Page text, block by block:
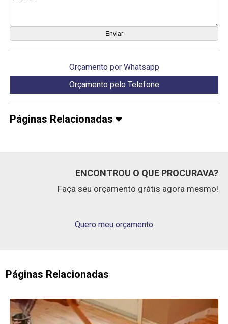
Orçamento por Whatsapp
Orçamento pelo Telefone
Páginas Relacionadas
ENCONTROU O QUE PROCURAVA?
Faça seu orçamento grátis agora mesmo!
Quero meu orçamento
Páginas Relacionadas